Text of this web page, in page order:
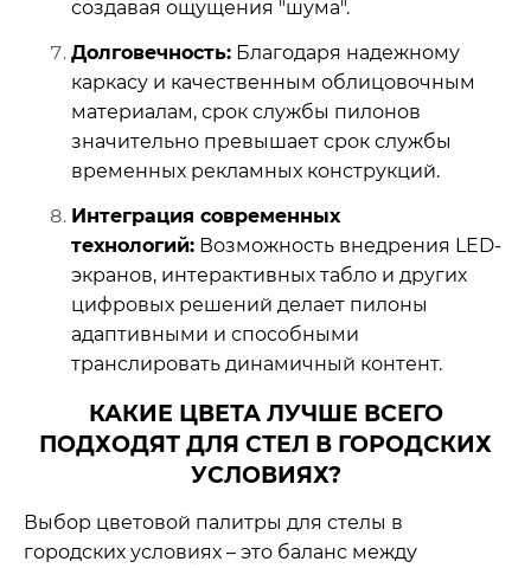
создавая ощущения "шума".
Долговечность: Благодаря надежному
каркасу и качественным облицовочным
материалам, срок службы пилонов
значительно превышает срок службы
временных рекламных конструкций.
Интеграция современных
технологий: Возможность внедрения LED-
экранов, интерактивных табло и других
цифровых решений делает пилоны
адаптивными и способными
транслировать динамичный контент.
КАКИЕ ЦВЕТА ЛУЧШЕ ВСЕГО
ПОДХОДЯТ ДЛЯ СТЕЛ В ГОРОДСКИХ
УСЛОВИЯХ?
Выбор цветовой палитры для стелы в
городских условиях – это баланс между